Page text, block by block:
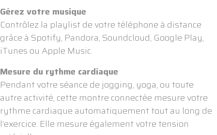
Gérez votre musique
Contrôlez la playlist de votre téléphone à distance
grâce à Spotify, Pandora, Soundcloud, Google Play,
iTunes ou Apple Music.
Mesure du rythme cardiaque
Pendant votre séance de jogging, yoga, ou toute
autre activité, cette montre connectée mesure votre
rythme cardiaque automatiquement tout au long de
l’exercice. Elle mesure également votre tension